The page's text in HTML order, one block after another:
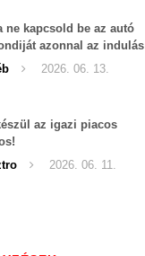
ne kapcsold be az autó
azonnal az indulás
2026. 06. 13.
az igazi piacos
2026. 06. 11.